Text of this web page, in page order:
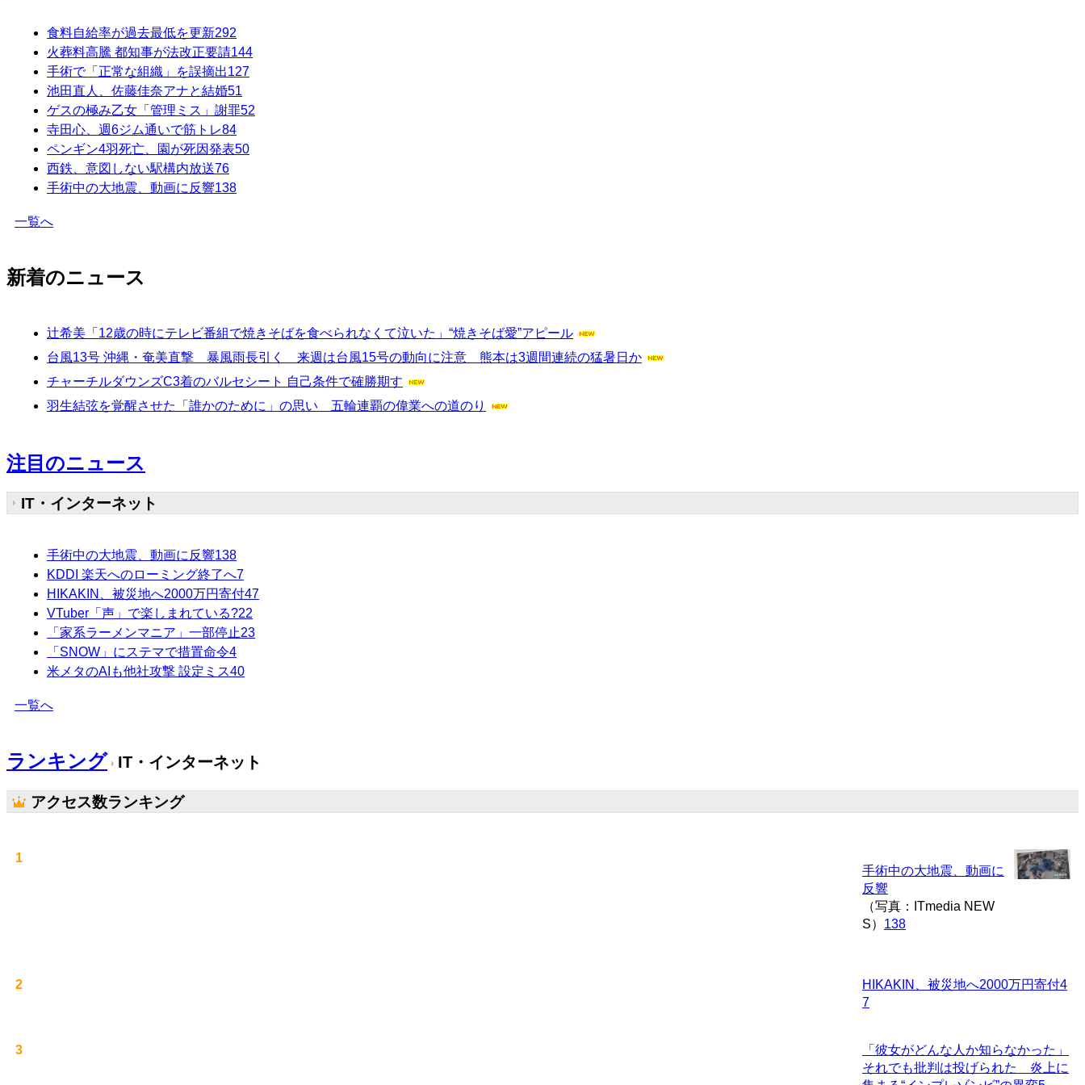
食料自給率が過去最低を更新292
火葬料高騰 都知事が法改正要請144
手術で「正常な組織」を誤摘出127
池田直人、佐藤佳奈アナと結婚51
ゲスの極み乙女「管理ミス」謝罪52
寺田心、週6ジム通いで筋トレ84
ペンギン4羽死亡、園が死因発表50
西鉄、意図しない駅構内放送76
手術中の大地震、動画に反響138
一覧へ
新着のニュース
辻希美「12歳の時にテレビ番組で焼きそばを食べられなくて泣いた」“焼きそば愛”アピール
台風13号 沖縄・奄美直撃 暴風雨長引く 来週は台風15号の動向に注意 熊本は3週間連続の猛暑日か
チャーチルダウンズC3着のバルセシート 自己条件で確勝期す
羽生結弦を覚醒させた「誰かのために」の思い 五輪連覇の偉業への道のり
注目のニュース
IT・インターネット
手術中の大地震、動画に反響138
KDDI 楽天へのローミング終了へ7
HIKAKIN、被災地へ2000万円寄付47
VTuber「声」で楽しまれている?22
「家系ラーメンマニア」一部停止23
「SNOW」にステマで措置命令4
米メタのAIも他社攻撃 設定ミス40
一覧へ
ランキング IT・インターネット
アクセス数ランキング
1
手術中の大地震、動画に
反響
（写真：ITmedia NEW
S） 138
2 HIKAKIN、被災地へ2000万円寄付4
7
3
「彼女がどんな人か知らなかった」
それでも批判は投げられた 炎上に